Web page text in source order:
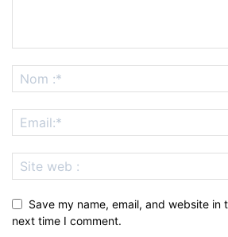
Save my name, email, and website in
next time I comment.